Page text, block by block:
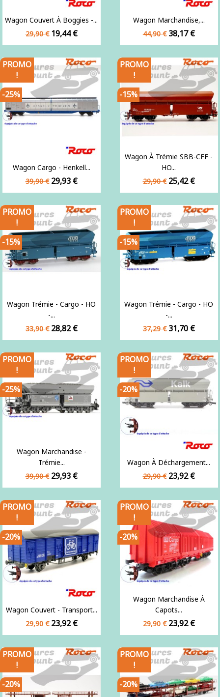
Wagon Couvert À Boggies -...
Prix
de
29,90 € Prix
19,44 €
Wagon Marchandise,...
Prix
de
44,90 € Prix
38,17 €
Wagon Cargo - Henkell...
Prix
de
39,90 € Prix
29,93 €
PROMO
!
-25%
Wagon À Trémie SBB-CFF -
HO...
Prix
de
29,90 € Prix
25,42 €
PROMO
!
-15%
Wagon Trémie - Cargo - HO
-...
Prix
de
33,90 € Prix
28,82 €
PROMO
!
-15%
Wagon Trémie - Cargo - HO
-...
Prix
de
37,29 € Prix
31,70 €
PROMO
!
-15%
Wagon Marchandise -
Trémie...
Prix
de
39,90 € Prix
29,93 €
PROMO
!
-25%
Wagon À Déchargement...
Prix
de
29,90 € Prix
23,92 €
PROMO
!
-20%
Wagon Couvert - Transport...
Prix
de
29,90 € Prix
23,92 €
PROMO
!
-20%
Wagon Marchandise À
Capots...
Prix
de
29,90 € Prix
23,92 €
PROMO
!
-20%
PROMO
!
-20%
PROMO
!
-20%